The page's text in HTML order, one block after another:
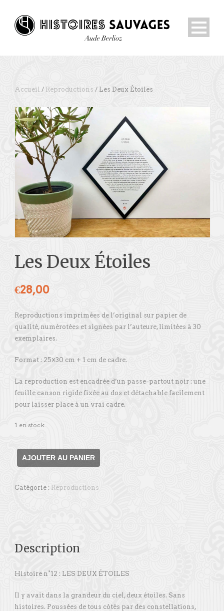
Accueil / Reproductions / Les Deux Étoiles
Les Deux Étoiles
€28,00
Reproductions imprimées de l’original sur papier de
qualité, numérotées et signées par l’auteure, limitées à 30
exemplaires.
Format : 25×30 cm + 1 cm de cadre.
La reproduction est encadrée d’un passe-partout noir : une
feuille canson rigide fixée au dos et détachable facilement
pour laisser place à un vrai cadre.
1 en stock
quantité
de
Deux
AJOUTER AU PANIER
Catégorie : Reproductions
Description
Histoire n°12 : LES DEUX ÉTOILES
Il y avait dans la grandeur du ciel, deux étoiles. Sans
histoires. Poussées de tous côtés par des constellations,